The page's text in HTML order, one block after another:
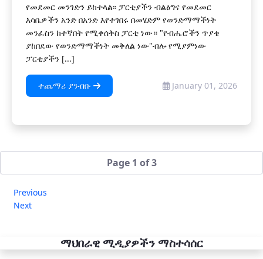
የመደመር መንገድን ይከተላል፡፡ ፓርቲያችን ብልፅግና የመደመር
እሳቤዎችን አንድ በአንድ እየተገበሩ በመሄድም የወንድማማችነት
መንፈስን ከተኛበት የሚቀሰቅስ ፓርቲ ነው። "የብሔሮችን ጥያቄ
ያከበደው የወንድማማችነት መቅለል ነው"ብሎ የሚያምነው
ፓርቲያችን [...]
ተጨማሪ ያንብቡ January 01, 2026
Page 1 of 3
Previous
Next
ማህበራዊ ሚዲያዎችን ማስተሳሰር